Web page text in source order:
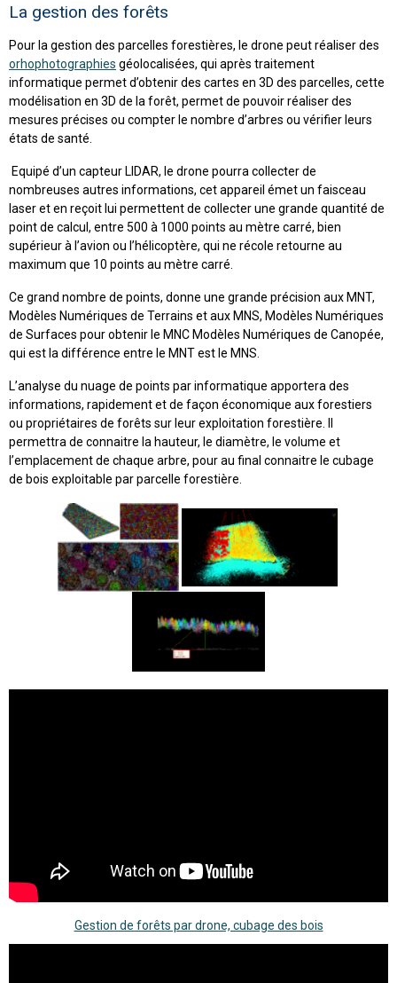
La gestion des forêts
Pour la gestion des parcelles forestières, le drone peut réaliser des
orhophotographies géolocalisées, qui après traitement
informatique permet d’obtenir des cartes en 3D des parcelles, cette
modélisation en 3D de la forêt, permet de pouvoir réaliser des
mesures précises ou compter le nombre d’arbres ou vérifier leurs
états de santé.
Equipé d’un capteur LIDAR, le drone pourra collecter de
nombreuses autres informations, cet appareil émet un faisceau
laser et en reçoit lui permettent de collecter une grande quantité de
point de calcul, entre 500 à 1000 points au mètre carré, bien
supérieur à l’avion ou l’hélicoptère, qui ne récole retourne au
maximum que 10 points au mètre carré.
Ce grand nombre de points, donne une grande précision aux MNT,
Modèles Numériques de Terrains et aux MNS, Modèles Numériques
de Surfaces pour obtenir le MNC Modèles Numériques de Canopée,
qui est la différence entre le MNT est le MNS.
L’analyse du nuage de points par informatique apportera des
informations, rapidement et de façon économique aux forestiers
ou propriétaires de forêts sur leur exploitation forestière. Il
permettra de connaitre la hauteur, le diamètre, le volume et
l’emplacement de chaque arbre, pour au final connaitre le cubage
de bois exploitable par parcelle forestière.
Gestion de forêts par drone, cubage des bois